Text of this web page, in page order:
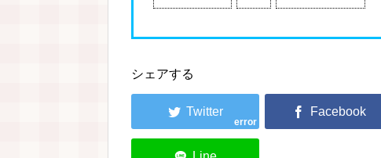
シェアする
error